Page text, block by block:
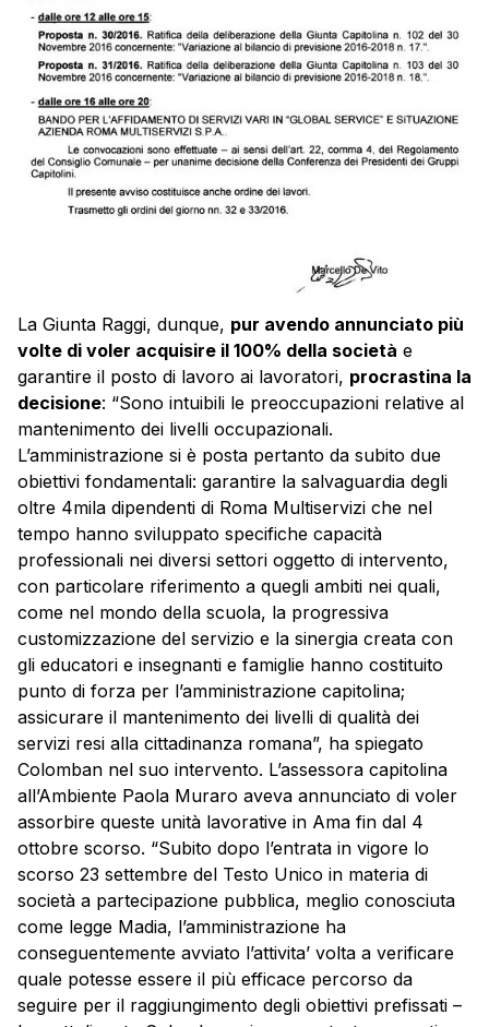
La Giunta Raggi, dunque, pur avendo annunciato più
volte di voler acquisire il 100% della società e
garantire il posto di lavoro ai lavoratori, procrastina la
decisione: “Sono intuibili le preoccupazioni relative al
mantenimento dei livelli occupazionali.
L’amministrazione si è posta pertanto da subito due
obiettivi fondamentali: garantire la salvaguardia degli
oltre 4mila dipendenti di Roma Multiservizi che nel
tempo hanno sviluppato specifiche capacità
professionali nei diversi settori oggetto di intervento,
con particolare riferimento a quegli ambiti nei quali,
come nel mondo della scuola, la progressiva
customizzazione del servizio e la sinergia creata con
gli educatori e insegnanti e famiglie hanno costituito
punto di forza per l’amministrazione capitolina;
assicurare il mantenimento dei livelli di qualità dei
servizi resi alla cittadinanza romana”, ha spiegato
Colomban nel suo intervento. L’assessora capitolina
all’Ambiente Paola Muraro aveva annunciato di voler
assorbire queste unità lavorative in Ama fin dal 4
ottobre scorso. “Subito dopo l’entrata in vigore lo
scorso 23 settembre del Testo Unico in materia di
società a partecipazione pubblica, meglio conosciuta
come legge Madia, l’amministrazione ha
conseguentemente avviato l’attivita’ volta a verificare
quale potesse essere il più efficace percorso da
seguire per il raggiungimento degli obiettivi prefissati –